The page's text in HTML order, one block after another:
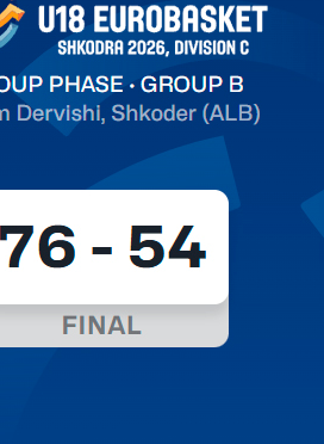
Статистика Матч сыгран 0